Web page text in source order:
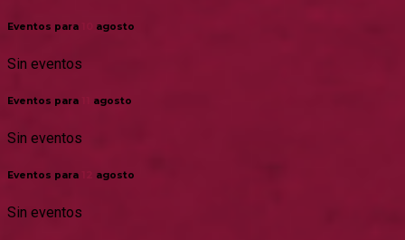
Eventos para agosto
Sin eventos
Eventos para agosto
Sin eventos
Eventos para agosto
Sin eventos